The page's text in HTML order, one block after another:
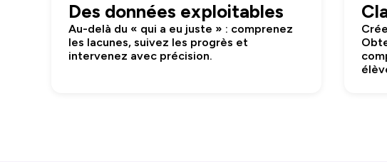
Des données exploitables
Au-delà du « qui a eu juste » : comprenez
les lacunes, suivez les progrès et
intervenez avec précision.